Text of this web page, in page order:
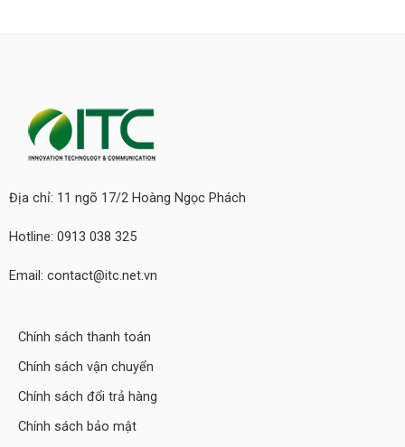
Địa chỉ: 11 ngõ 17/2 Hoàng Ngọc Phách
Hotline: 0913 038 325
Email: contact@itc.net.vn
Chính sách thanh toán
Chính sách vận chuyển
Chính sách đổi trả hàng
Chính sách bảo mật